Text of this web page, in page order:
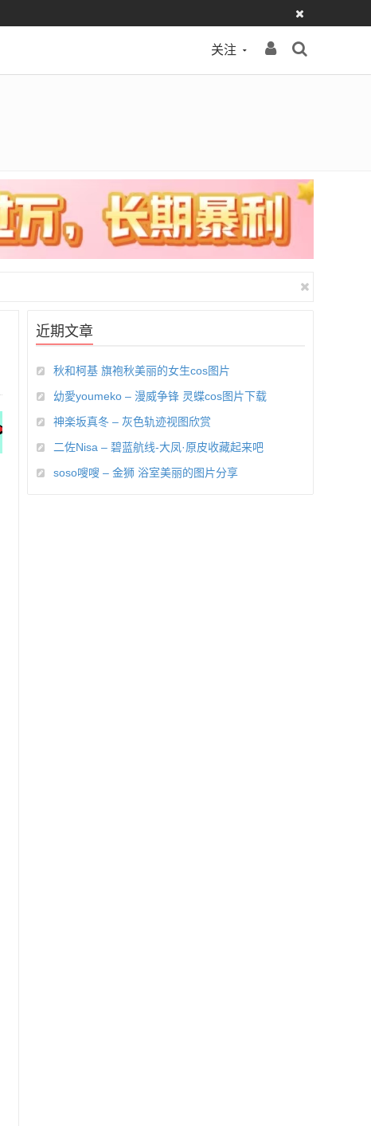
关注
近期文章
秋和柯基 旗袍秋美丽的女生cos图片
幼愛youmeko – 漫威争锋 灵蝶cos图片下载
神楽坂真冬 – 灰色轨迹视图欣赏
二佐Nisa – 碧蓝航线-大凤·原皮收藏起来吧
soso嗖嗖 – 金狮 浴室美丽的图片分享